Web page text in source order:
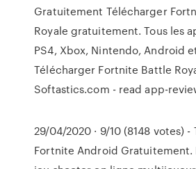
Gratuitement Télécharger
Royale gratuitement. Tous les
PS4, Xbox, Nintendo, Android
Télécharger Fortnite Battle
Softastics.com - read app-
29/04/2020 · 9/10 (8148 votes)
Fortnite Android Gratuitement.